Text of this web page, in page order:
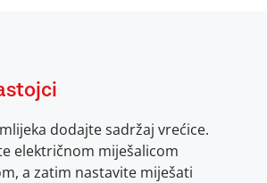
dodajte sadržaj vrećice.
električnom miješalicom
a zatim nastavite miješati